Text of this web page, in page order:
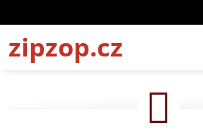
zipzop.cz